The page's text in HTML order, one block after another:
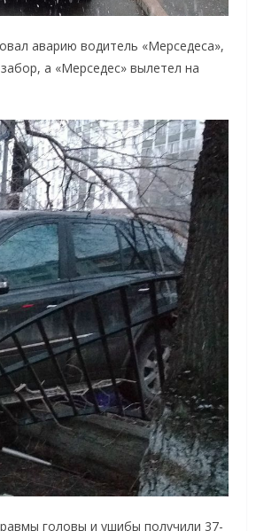
аварию водитель «Мерседеса»,
а «Мерседес» вылетел на
головы и ушибы получили 37-